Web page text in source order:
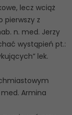
lecz wciąż
pierwszy z
n. med. Jerzy
wystąpień pt.:
lek.
Armina